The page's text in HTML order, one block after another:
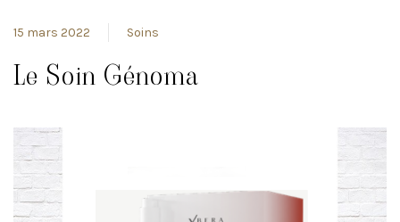
15 mars 2022 Soins
Le Soin Génoma